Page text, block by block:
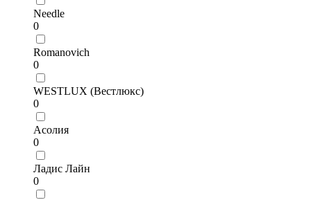
Needle
0
Romanovich
0
WESTLUX (Вестлюкс)
0
Асолия
0
Ладис Лайн
0